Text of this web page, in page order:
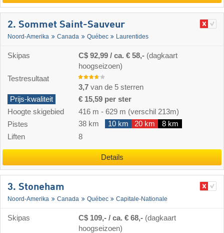
2. Sommet Saint-Sauveur
Noord-Amerika Canada Québec Laurentides
Skipas C$ 92,99 / ca. € 58,- (dagkaart
hoogseizoen)
Testresultaat
3,7 van de 5 sterren
Prijs-kwaliteit
€ 15,59 per ster
Hoogte skigebied
416 m - 629 m (verschil 213m)
Pistes
38 km 10 km 20 km
8 km
Liften
8
Details
3. Stoneham
Noord-Amerika Canada Québec Capitale-Nationale
Skipas C$ 109,- / ca. € 68,- (dagkaart
hoogseizoen)